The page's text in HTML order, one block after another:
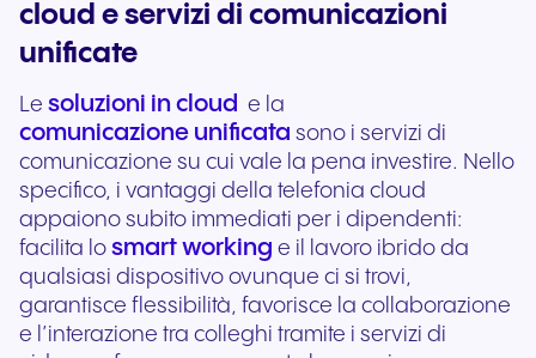
cloud e servizi di comunicazioni
unificate
Le soluzioni in cloud e la
comunicazione unificata sono i servizi di
comunicazione su cui vale la pena investire. Nello
specifico, i vantaggi della telefonia cloud
appaiono subito immediati per i dipendenti:
facilita lo smart working e il lavoro ibrido da
qualsiasi dispositivo ovunque ci si trovi,
garantisce flessibilità, favorisce la collaborazione
e l’interazione tra colleghi tramite i servizi di